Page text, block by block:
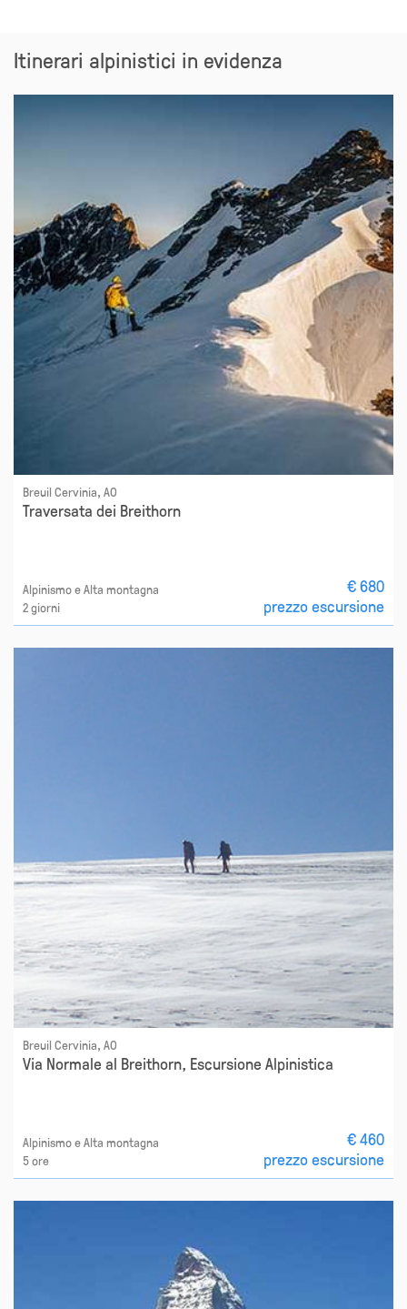
Itinerari alpinistici in evidenza
Breuil Cervinia, AO
Traversata dei Breithorn
Alpinismo e Alta montagna
2 giorni
€ 680
prezzo escursione
Breuil Cervinia, AO
Via Normale al Breithorn, Escursione Alpinistica
Alpinismo e Alta montagna
5 ore
€ 460
prezzo escursione